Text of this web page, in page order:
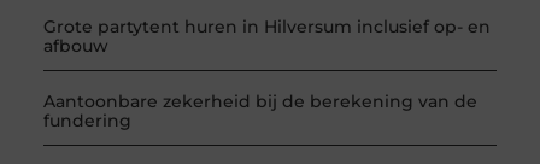
Grote partytent huren in Hilversum inclusief op- en
afbouw
Aantoonbare zekerheid bij de berekening van de
fundering